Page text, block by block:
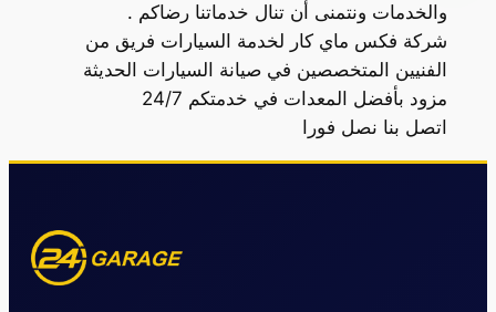
والخدمات ونتمنى أن تنال خدماتنا رضاكم .
شركة فكس ماي كار لخدمة السيارات فريق من
الفنيين المتخصصين في صيانة السيارات الحديثة
مزود بأفضل المعدات في خدمتكم 24/7
اتصل بنا نصل فورا